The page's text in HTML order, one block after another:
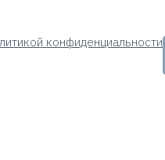
конфиденциальности